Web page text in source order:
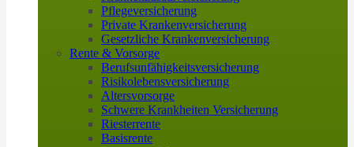
Pflegeversicherung
Private Krankenversicherung
Gesetzliche Krankenversicherung
Rente & Vorsorge
Berufs­unfähigkeitsversicherung
Risikolebensversicherung
Altersvorsorge
Schwere Krankheiten Versicherung
Riesterrente
Basisrente